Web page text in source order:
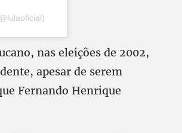
nas eleições de 2002,
apesar de serem
Fernando Henrique